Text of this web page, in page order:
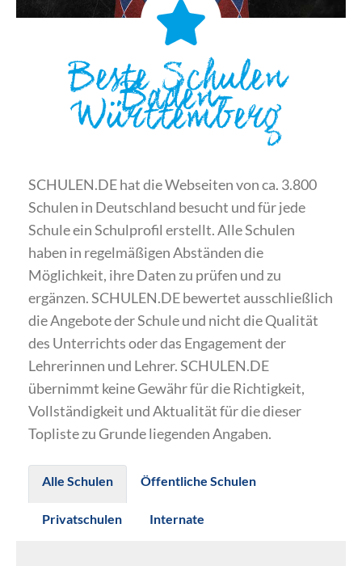
Beste Schulen
Baden-
Württemberg
SCHULEN.DE hat die Webseiten von ca. 3.800
Schulen in Deutschland besucht und für jede
Schule ein Schulprofil erstellt. Alle Schulen
haben in regelmäßigen Abständen die
Möglichkeit, ihre Daten zu prüfen und zu
ergänzen. SCHULEN.DE bewertet ausschließlich
die Angebote der Schule und nicht die Qualität
des Unterrichts oder das Engagement der
Lehrerinnen und Lehrer. SCHULEN.DE
übernimmt keine Gewähr für die Richtigkeit,
Vollständigkeit und Aktualität für die dieser
Topliste zu Grunde liegenden Angaben.
Alle Schulen Öffentliche Schulen
Privatschulen Internate